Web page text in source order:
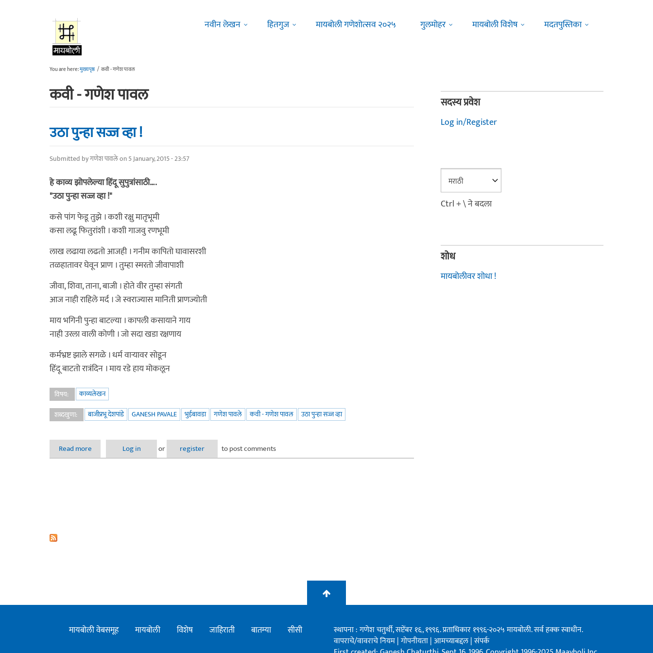
नवीन लेखन
हितगुज मायबोली गणेशोत्सव २०२५ गुलमोहर मायबोली विशेष मदतपुस्तिका
You are here:मुख्यपृष्ठ / कवी - गणेश पावल
कवी - गणेश पावल
उठा पुन्हा सज्ज व्हा !
Submitted byगणेश पावलेon 5 January, 2015 - 23:57
हे काव्य झोपलेल्या हिंदू सुपुत्रांसाठी….
"उठा पुन्हा सज्ज व्हा !"
कसे पांग फेडू तुझे । कशी रक्षु मातृभूमी
कसा लढू फितुरांशी । कशी गाजवु रणभूमी
लाख लढाया लढतो आजही । गनीम कापितो घावासरशी
तळहातावर घेवून प्राण । तुम्हा स्मरतो जीवापाशी
जीवा, शिवा, ताना, बाजी । होते वीर तुम्हा संगती
आज नाही राहिले मर्द । जे स्वराज्यास मानिती प्राणज्योती
माय भगिनी पुन्हा बाटल्या । कापली कसायाने गाय
नाही उरला वाली कोणी । जो सदा खडा रक्षणाय
कर्मभ्रष्ट झाले सगळे । धर्म वाऱ्यावर सोडून
हिंदू बाटतो रात्रंदिन । माय रडे हाय मोकलून
विषय:
काव्यलेखन
शब्दखुणा:
बाजीप्रभू देशपांडे GANESH PAVALE भुईबावडा गणेश पावले कवी - गणेश पावल उठा पुन्हा सज्ज व्हा
Read more about उठा पुन्हा सज्ज व्हा !
Log in or register to post comments
सदस्य प्रवेश
Log in/Register
Ctrl + \ ने बदला
शोध
मायबोलीवर शोधा !
मायबोली वेबसमूह मायबोली विशेष जाहिराती बातम्या सीसी
स्थापना : गणेश चतुर्थी, सप्टेंबर १६, १९९६. प्रताधिकार १९९६-२०२५ मायबोली. सर्व हक्क स्वाधीन.
वापराचे/वावराचे नियम|गोपनीयता|आमच्याबद्दल|संपर्क